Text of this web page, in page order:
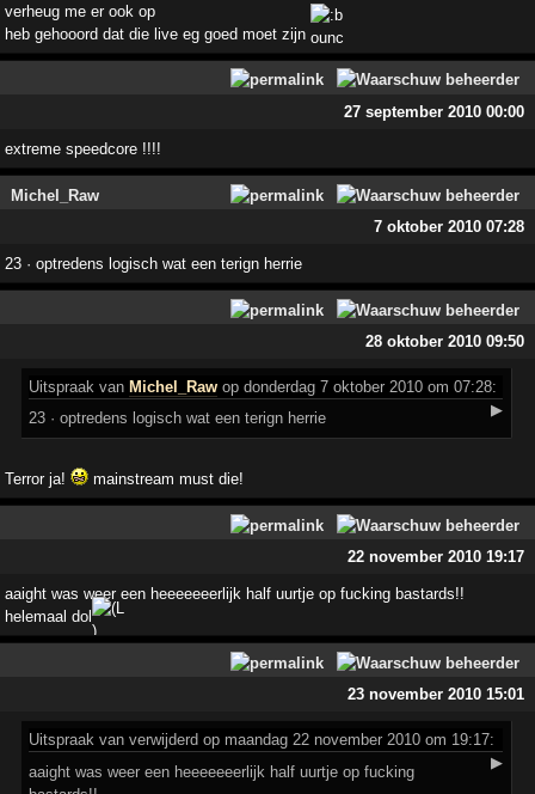
verheug me er ook op
heb gehooord dat die live eg goed moet zijn
27 september 2010 00:00
extreme speedcore !!!!
Michel_Raw
7 oktober 2010 07:28
23 · optredens logisch wat een terign herrie
28 oktober 2010 09:50
Uitspraak van Michel_Raw op donderdag 7 oktober 2010 om 07:28:
▶
23 · optredens logisch wat een terign herrie
Terror ja! mainstream must die!
22 november 2010 19:17
aaight was weer een heeeeeeerlijk half uurtje op fucking bastards!!
helemaal dol
23 november 2010 15:01
Uitspraak van verwijderd op maandag 22 november 2010 om 19:17:
▶
aaight was weer een heeeeeeerlijk half uurtje op fucking